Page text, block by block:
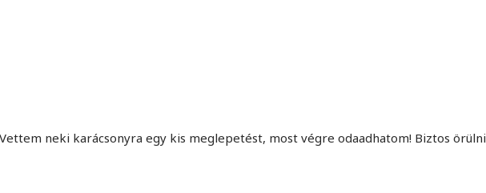
Vettem neki karácsonyra egy kis meglepetést, most végre odaadhatom! Biztos örülni